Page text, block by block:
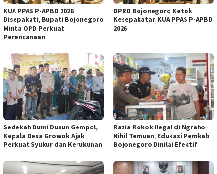
KUA PPAS P-APBD 2026
Disepakati, Bupati Bojonegoro
Minta OPD Perkuat
Perencanaan
DPRD Bojonegoro Ketok
Kesepakatan KUA PPAS P-APBD
2026
Sedekah Bumi Dusun Gempol,
Kepala Desa Growok Ajak
Perkuat Syukur dan Kerukunan
Razia Rokok Ilegal di Ngraho
Nihil Temuan, Edukasi Pemkab
Bojonegoro Dinilai Efektif